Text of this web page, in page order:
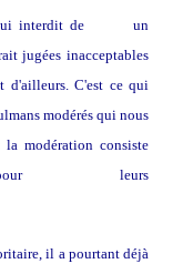
interdit de
un
jugées inacceptables
d'ailleurs. C'est ce qui
modérés qui nous
modération consiste
leurs
il a pourtant déjà